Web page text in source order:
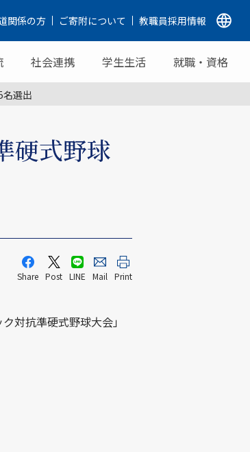
関係の方 ご寄附について 教職員採用情報
社会連携 学生生活 就職・資格
名選出
硬式野球
Share Post LINE Mail Print
対抗準硬式野球大会」